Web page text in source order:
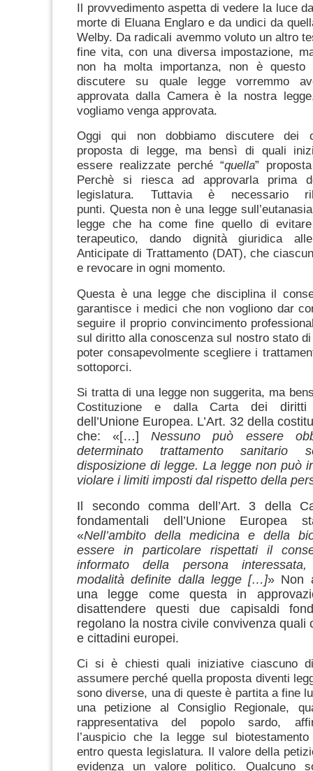
Il provvedimento aspetta di vedere la luce
morte di Eluana Englaro e da undici da
Welby. Da radicali avemmo voluto un altro
fine vita, con una diversa impostazione,
non ha molta importanza, non è questo
discutere su quale legge vorremmo
approvata dalla Camera è la nostra
vogliamo venga approvata.
Oggi qui non dobbiamo discutere dei
proposta di legge, ma bensì di quali
essere realizzate perché “quella”
Perchè si riesca ad approvarla prima
legislatura. Tuttavia è necessario
punti.Questa non è una legge
legge che ha come fine quello di evitare
terapeutico, dando dignità giuridica
Anticipate di Trattamento (DAT), che
e revocare in ogni momento.
Questa è una legge che disciplina il
garantisce i medici che non vogliono dar
seguire il proprio convincimento
sul diritto alla conoscenza sul nostro stato
poter consapevolmente scegliere i
sottoporci.
Si tratta di una legge non suggerita, ma
Costituzione e dalla Cartadei diritti
dell’Unione Europea. L’Art. 32 della
che: «[…]Nessuno può essere
determinato trattamento
disposizione di legge. La legge non può
violare i limiti imposti dal rispetto della
Il secondo comma dell’Art. 3 della
fondamentali dell’Unione Europea
«Nell’ambito della medicina e della
essere in particolare rispettati il
informato della persona
modalità definite dalla legge […]» Non
una legge come questa in
disattendere questi due capisaldi
regolano la nostra civile convivenza quali
e cittadini europei.
Ci si è chiesti quali iniziative ciascuno
assumere perché quella proposta diventi
sono diverse, una di queste è partita a fine
una petizione al Consiglio Regionale,
rappresentativa del popolo sardo,
l’auspicio che la legge sul
entro questa legislatura. Il valore della
evidenza un valore politico. Qualcuno